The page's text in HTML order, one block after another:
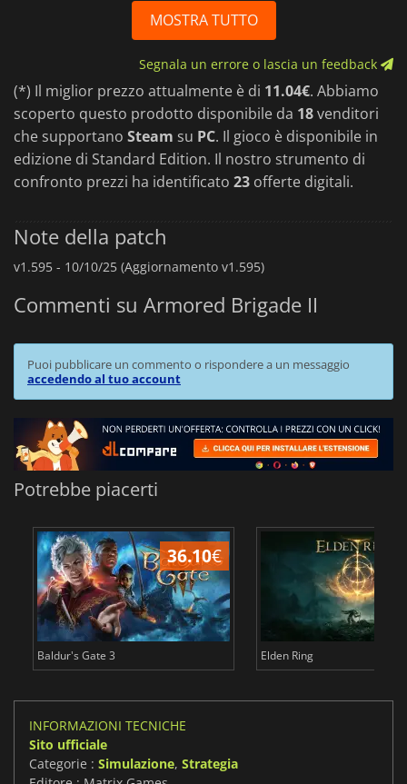
MOSTRA TUTTO
Segnala un errore o lascia un feedback
(*) Il miglior prezzo attualmente è di 11.04€. Abbiamo
scoperto questo prodotto disponibile da 18venditori
che supportano Steam su PC. Il gioco è disponibile in
edizione di Standard Edition. Il nostro strumento di
confronto prezzi ha identificato 23 offerte digitali.
Note della patch
v1.595 - 10/10/25 (Aggiornamento v1.595)
Commenti su Armored Brigade II
Puoi pubblicare un commento o rispondere a un messaggio
accedendo al tuo account
Potrebbe piacerti
36.10€
Baldur's Gate 3 Elden Ring
INFORMAZIONI TECNICHE
Sito ufficiale
Categorie : Simulazione, Strategia